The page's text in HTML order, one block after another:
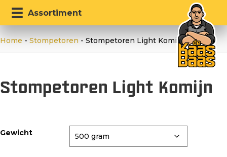
Assortiment
Home - Stompetoren - Stompetoren Light Komijn
Stompetoren Light Komijn
Gewicht